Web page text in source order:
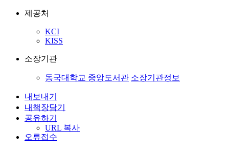
제공처
KCI
KISS
소장기관
동국대학교 중앙도서관 소장기관정보
내보내기
내책장담기
공유하기
URL 복사
오류접수